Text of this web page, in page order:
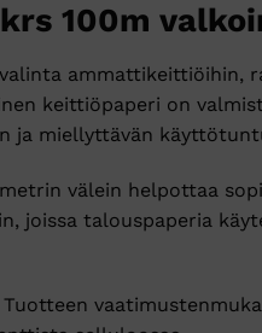
100m
ammattikeittiöihin,
keittiöpaperi on
ja miellyttävän
välein helpottaa
joissa talouspaperia